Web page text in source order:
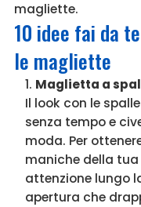
magliette.
10 idee fai da
le magliette
Maglietta a
Il look con le
senza tempo e
moda. Per
maniche della
attenzione lungo
apertura che